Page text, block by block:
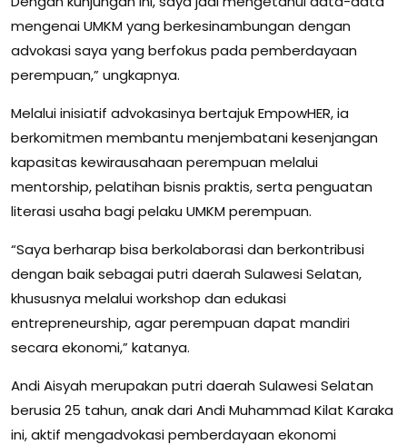
mengenai UMKM yang berkesinambungan dengan
advokasi saya yang berfokus pada pemberdayaan
perempuan,” ungkapnya.
Melalui inisiatif advokasinya bertajuk EmpowHER, ia
berkomitmen membantu menjembatani kesenjangan
kapasitas kewirausahaan perempuan melalui
mentorship, pelatihan bisnis praktis, serta penguatan
literasi usaha bagi pelaku UMKM perempuan.
“Saya berharap bisa berkolaborasi dan berkontribusi
dengan baik sebagai putri daerah Sulawesi Selatan,
khususnya melalui workshop dan edukasi
entrepreneurship, agar perempuan dapat mandiri
secara ekonomi,” katanya.
Andi Aisyah merupakan putri daerah Sulawesi Selatan
berusia 25 tahun, anak dari Andi Muhammad Kilat Karaka
ini, aktif mengadvokasi pemberdayaan ekonomi